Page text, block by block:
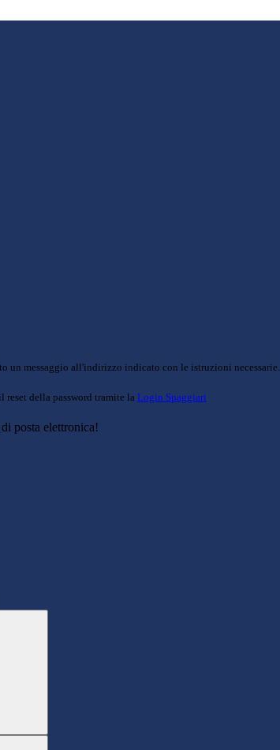
un messaggio all'indirizzo indicato con le istruzioni necessarie.
reset della password tramite la Login Spaggiari
posta elettronica!